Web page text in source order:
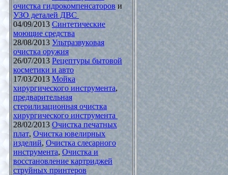
очистка гидрокомпенсаторов и
УЗО деталей ДВС
04/09/2013 Синтетические
моющие средства
28/08/2013 Ультразвуковая
очистка оружия
26/07/2013 Рецептуры бытовой
косметики и авто
17/03/2013 Мойка
хирургического инструмента,
предварительная
стерилизационная очистка
хирургического инструмента
28/02/2013 Очистка печатных
плат, Очистка ювелирных
изделий, Очистка слесарного
инструмента, Очистка и
восстановление картриджей
струйных принтеров